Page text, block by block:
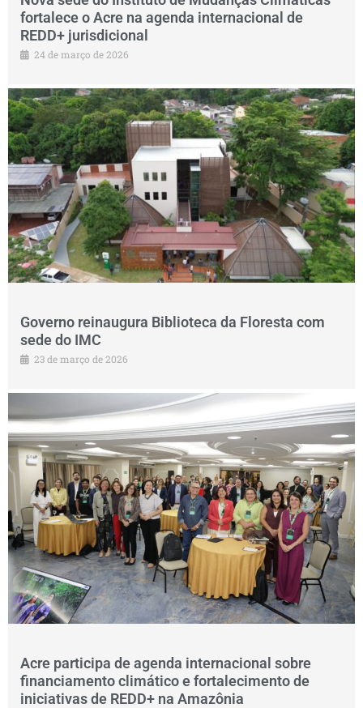
fortalece o Acre na agenda internacional de
REDD+ jurisdicional
24 de março de 2026
Governo reinaugura Biblioteca da Floresta com
sede do IMC
23 de março de 2026
Acre participa de agenda internacional sobre
financiamento climático e fortalecimento de
iniciativas de REDD+ na Amazônia